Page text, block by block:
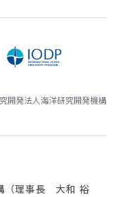
開発法人海洋研究開発機構
（理事長 大和 裕